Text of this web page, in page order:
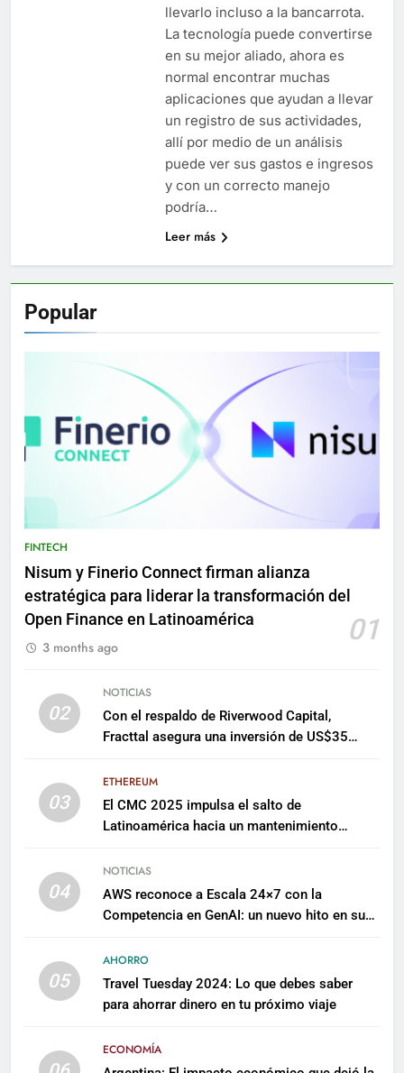
llevarlo incluso a la bancarrota.
La tecnología puede convertirse
en su mejor aliado, ahora es
normal encontrar muchas
aplicaciones que ayudan a llevar
un registro de sus actividades,
allí por medio de un análisis
puede ver sus gastos e ingresos
y con un correcto manejo
podría…
Leer más
Popular
FINTECH
Nisum y Finerio Connect firman alianza
estratégica para liderar la transformación del
Open Finance en Latinoamérica
01
3 months ago
02
NOTICIAS
Con el respaldo de Riverwood Capital,
Fracttal asegura una inversión de US$35
03
ETHEREUM
El CMC 2025 impulsa el salto de
Latinoamérica hacia un mantenimiento
04
NOTICIAS
AWS reconoce a Escala 24×7 con la
Competencia en GenAI: un nuevo hito en su
05
AHORRO
Travel Tuesday 2024: Lo que debes saber
para ahorrar dinero en tu próximo viaje
ECONOMÍA